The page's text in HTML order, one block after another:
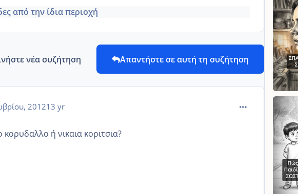
από την ίδια περιοχή
νέα συζήτηση Απαντήστε σε αυτή τη συζήτηση
201213 yr comment_887343
ή νικαια κοριτσια?